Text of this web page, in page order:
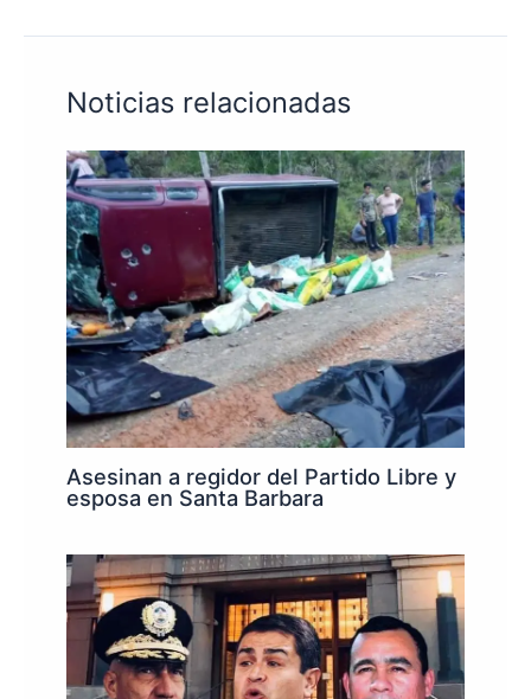
Noticias relacionadas
Asesinan a regidor del Partido Libre y
esposa en Santa Barbara